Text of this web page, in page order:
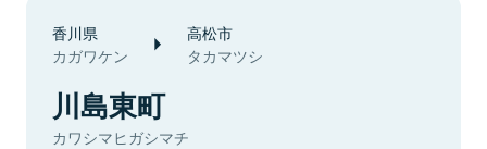
香川県
カガワケン
高松市
タカマツシ
川島東町
カワシマヒガシマチ